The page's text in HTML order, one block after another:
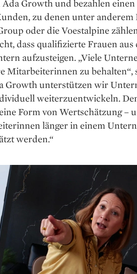
Ada Growth und bezahlen
zu denen unter anderem
oder die Voestalpine
dass qualifizierte Frauen
aufzusteigen. „Viele
Mitarbeiterinnen zu behalten“,
Growth unterstützen wir
weiterzuentwickeln.
Form von Wertschätzung –
länger in einem
werden.“